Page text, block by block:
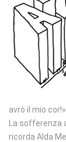
avrò il mio
La sofferenza
ricorda Alda